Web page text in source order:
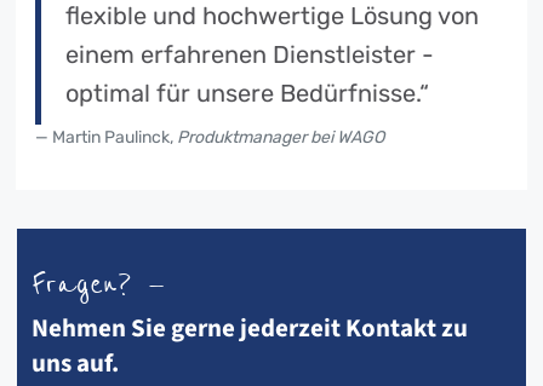
flexible und hochwertige Lösung von
einem erfahrenen Dienstleister -
optimal für unsere Bedürfnisse.“
Martin Paulinck, Produktmanager bei WAGO
Fragen? —
Nehmen Sie gerne jederzeit Kontakt zu
uns auf.